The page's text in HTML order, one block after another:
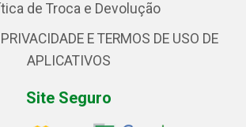
de Troca e Devolução
E TERMOS DE USO DE
APLICATIVOS
Site Seguro